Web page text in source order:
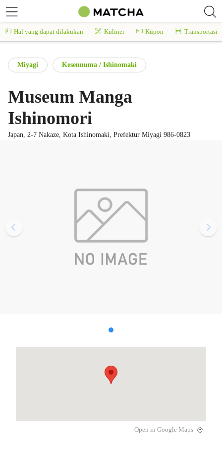
Hal yang dapat dilakukan Kuliner Kupon Transportasi
Miyagi Kesennuma / Ishinomaki
Museum Manga
Ishinomori
Japan, 2-7 Nakaze, Kota Ishinomaki, Prefektur Miyagi 986-0823
Open in Google Maps